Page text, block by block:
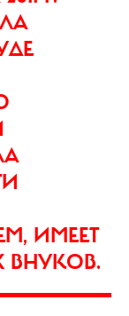
ИМЕЕТ
ВНУКОВ.